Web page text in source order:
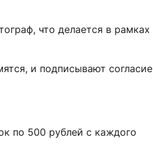
что делается в рамках
и подписывают согласие
по 500 рублей с каждого